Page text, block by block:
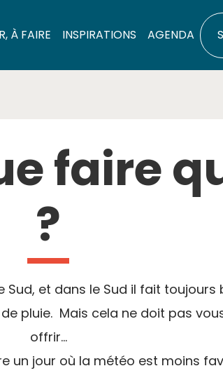
À FAIRE INSPIRATIONS AGENDA
faire
?
Sud, et dans le Sud il fait toujours
pluie. Mais cela ne doit pas
offrir…
un jour où la météo est moins